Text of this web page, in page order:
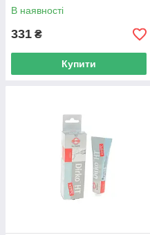
В наявності
331 ₴
Купити